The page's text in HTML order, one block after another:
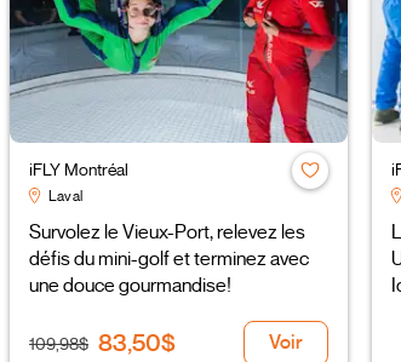
iFLY Montréal
Laval
Survolez le Vieux-Port, relevez les
défis du mini-golf et terminez avec
une douce gourmandise!
109,98$ 83,50$ Voir